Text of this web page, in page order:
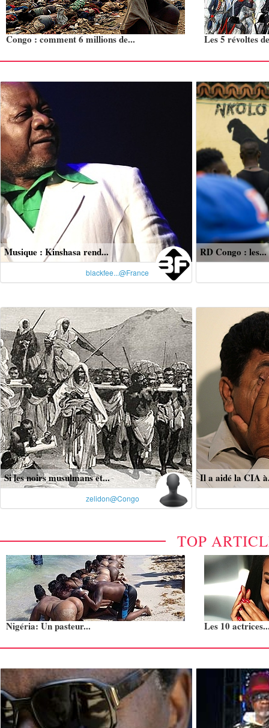
Congo : comment 6 millions de... Les 5 révoltes
Musique : Kinshasa rend...
blackfee...@France
RD Congo : les...
Si les noirs musulmans et...
zelidon@Congo
Il a aidé la CIA
TOP
Nigéria: Un pasteur... Les 10